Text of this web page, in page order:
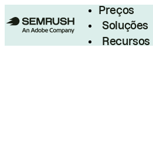
Preços
Soluções
Recursos